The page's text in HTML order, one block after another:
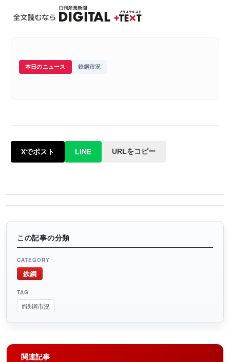
本日のニュース 鉄鋼市況
Xでポスト LINE URLをコピー
この記事の分類
CATEGORY
鉄鋼
TAG
#鉄鋼市況
関連記事